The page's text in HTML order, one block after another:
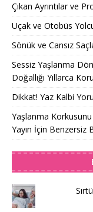
Çıkan Ayrıntılar ve
Uçak ve Otobüs
Sönük ve Cansız
Sessiz Yaşlanma
Doğallığı Yıllarca
Dikkat! Yaz Kalbi
Yaşlanma Korkusunu
Yayın İçin Benzersiz